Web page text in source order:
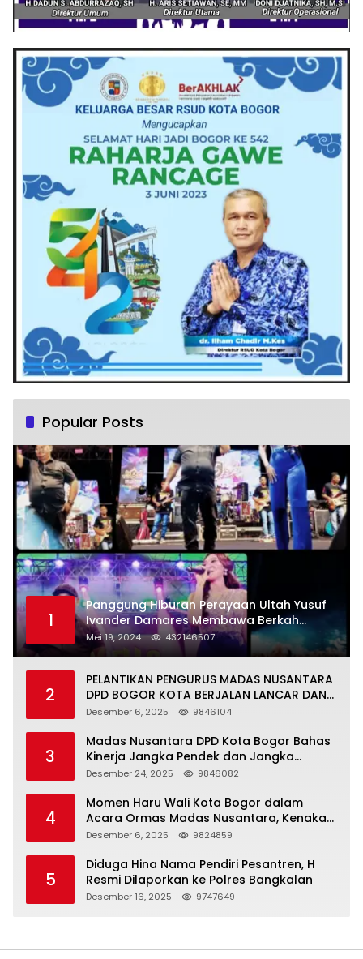
Popular Posts
1
Panggung Hiburan Perayaan Ultah Yusuf
Ivander Damares Membawa Berkah
Warga Kejapanan
Mei 19, 2024 432146507
2
PELANTIKAN PENGURUS MADAS NUSANTARA
DPD BOGOR KOTA BERJALAN LANCAR DAN
KHIDMAT
Desember 6, 2025 9846104
3
Madas Nusantara DPD Kota Bogor Bahas
Kinerja Jangka Pendek dan Jangka
Panjang
Desember 24, 2025 9846082
4
Momen Haru Wali Kota Bogor dalam
Acara Ormas Madas Nusantara, Kenakan
Peci Hitam Tinggi sebagai Simbol
Desember 6, 2025 9824859
5
Diduga Hina Nama Pendiri Pesantren, H
Resmi Dilaporkan ke Polres Bangkalan
Desember 16, 2025 9747649